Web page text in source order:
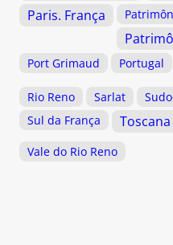
Paris. França
Port Grimaud
Portugal
Rio Reno Sarlat
Sul da França
Toscana
Vale do Rio Reno